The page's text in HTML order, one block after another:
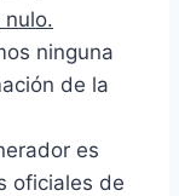
ninguna
de la
es
oficiales de